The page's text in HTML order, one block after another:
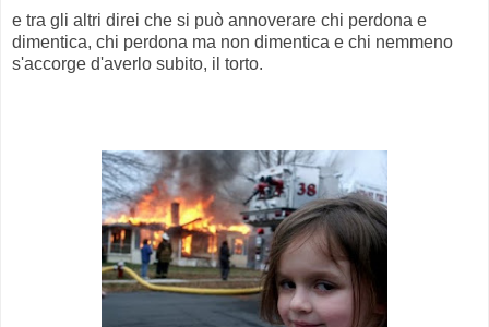
e tra gli altri direi che si può annoverare chi perdona e
dimentica, chi perdona ma non dimentica e chi nemmeno
s'accorge d'averlo subito, il torto.